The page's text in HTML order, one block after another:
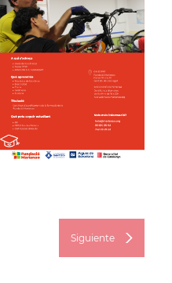
Siguiente